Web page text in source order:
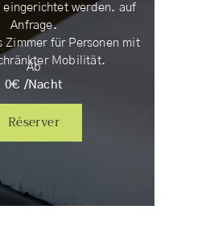
eingerichtet werden. auf
Anfrage.
Zimmer für Personen mit
Mobilität.
Ab
0€ /Nacht
Réserver